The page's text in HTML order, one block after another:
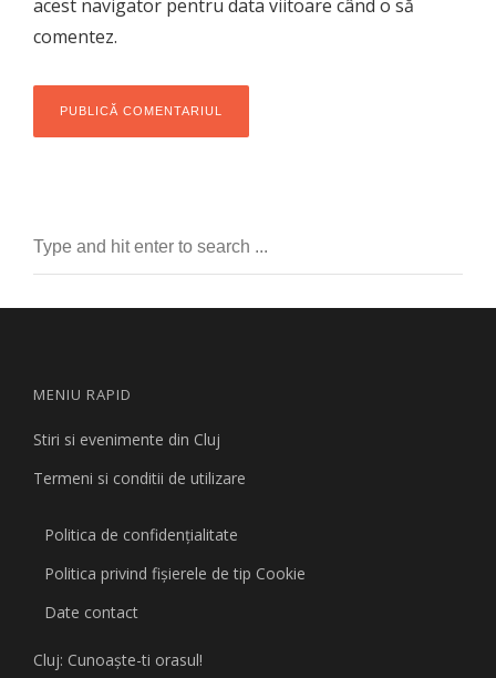
acest navigator pentru data viitoare când o să
comentez.
MENIU RAPID
Stiri si evenimente din Cluj
Termeni si conditii de utilizare
Politica de confidențialitate
Politica privind fişierele de tip Cookie
Date contact
Cluj: Cunoaşte-ti orasul!